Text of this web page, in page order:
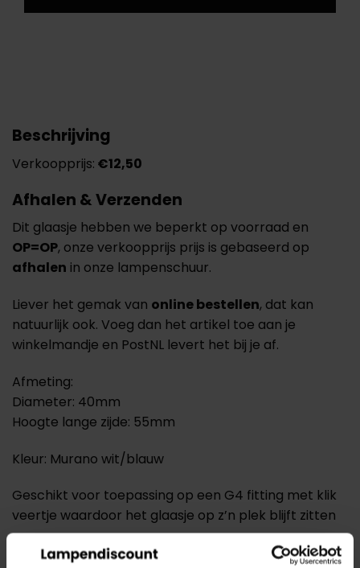
Beschrijving
Verkoopprijs: €12,50
Afhalen & Verzenden
Dit glaasje hebben we beperkt op voorraad en
OP=OP, onze verkoopprijs prijs is gebaseerd op
afhalen in onze lampenschuur.
Liever het gemak van online bestellen, dat kan
natuurlijk ook. Voeg dan het artikel toe aan je
winkelmandje en PostNL levert het bij je af.
Afmeting:
Diameter: 40mm
Hoogte lange zijde: 55mm
Kleur: Murano wit/blauw
Geschikt voor toepassing op een G4 fitting met klik
veertje waardoor het glaasje op z’n plek blijft zitten
Verzending